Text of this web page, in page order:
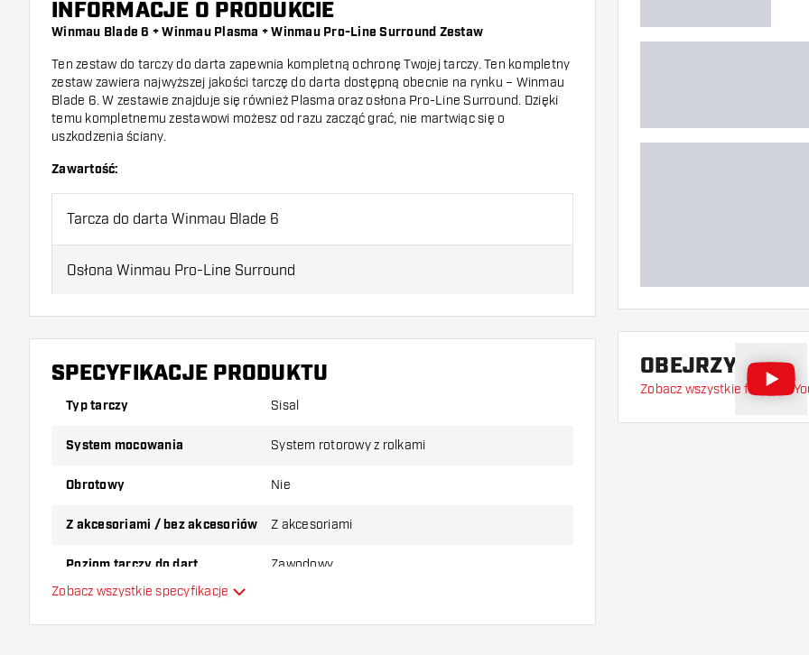
INFORMACJE O PRODUKCIE
Winmau Blade 6 + Winmau Plasma + Winmau Pro-Line Surround Zestaw
Ten zestaw do tarczy do darta zapewnia kompletną ochronę Twojej tarczy. Ten kompletny
zestaw zawiera najwyższej jakości tarczę do darta dostępną obecnie na rynku – Winmau
Blade 6. W zestawie znajduje się również Plasma oraz osłona Pro-Line Surround. Dzięki
temu kompletnemu zestawowi możesz od razu zacząć grać, nie martwiąc się o
uszkodzenia ściany.
Zawartość:
Tarcza do darta Winmau Blade 6
Osłona Winmau Pro-Line Surround
Oświetlenie tarczy Winmau Plasma
Blade 6 wykonana jest z wysokiej jakości afrykańskiego sizalu i wyposażona w ulepszony
lepiej utrzymują się w polach punktowych, takich jak podwójne i potrójne. To naturalnie
Osłona Winmau Pro-Line Surround
Osłona Winmau Pro-Line Surround Blade 6 chroni ściany za tarczą, a także grotów
standardowych wymiarów wszystkich tarcz Winmau – wystarczy ją zacisnąć wokół tarczy.
SPECYFIKACJE PRODUKTU
Typ tarczy Sisal
System mocowania System rotorowy z rolkami
Obrotowy Nie
Z akcesoriami / bez akcesoriów Z akcesoriami
Poziom tarczy do dart Zawodowy
Zobacz wszystkie specyfikacje
OBEJRZYJ FILM
Zobacz wszystkie filmy na